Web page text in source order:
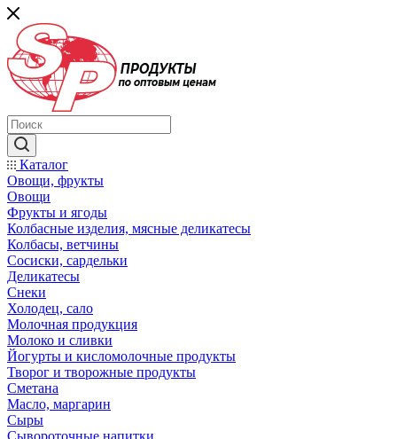
Каталог
Овощи, фрукты
Овощи
Фрукты и ягоды
Колбасные изделия, мясные деликатесы
Колбасы, ветчины
Сосиски, сардельки
Деликатесы
Снеки
Холодец, сало
Молочная продукция
Молоко и сливки
Йогурты и кисломолочные продукты
Творог и творожные продукты
Сметана
Масло, маргарин
Сыры
Сывороточные напитки